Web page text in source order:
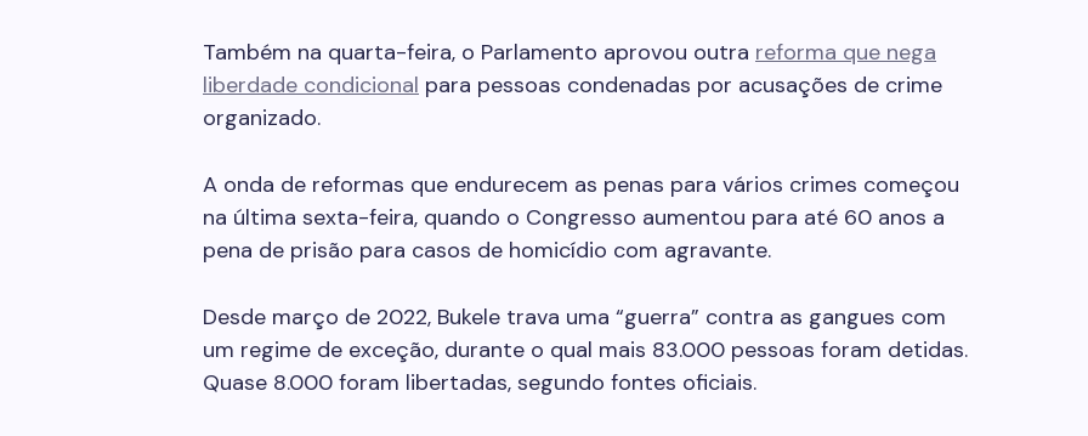
Também na quarta-feira, o Parlamento aprovou outra reforma que nega
liberdade condicional para pessoas condenadas por acusações de crime
organizado.
A onda de reformas que endurecem as penas para vários crimes começou
na última sexta-feira, quando o Congresso aumentou para até 60 anos a
pena de prisão para casos de homicídio com agravante.
Desde março de 2022, Bukele trava uma “guerra” contra as gangues com
um regime de exceção, durante o qual mais 83.000 pessoas foram detidas.
Quase 8.000 foram libertadas, segundo fontes oficiais.